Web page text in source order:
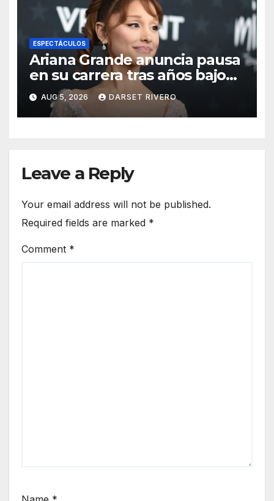
ESPECTÁCULOS
Ariana Grande anuncia pausa
en su carrera tras años bajo
escrutinio público
AUG 5, 2026 DARSET RIVERO
Leave a Reply
Your email address will not be published.
Required fields are marked *
Comment *